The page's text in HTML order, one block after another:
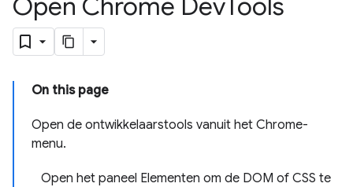
Open Chrome DevTools
On this page
Open de ontwikkelaarstools vanuit het Chrome-
menu.
Open het paneel Elementen om de DOM of CSS te